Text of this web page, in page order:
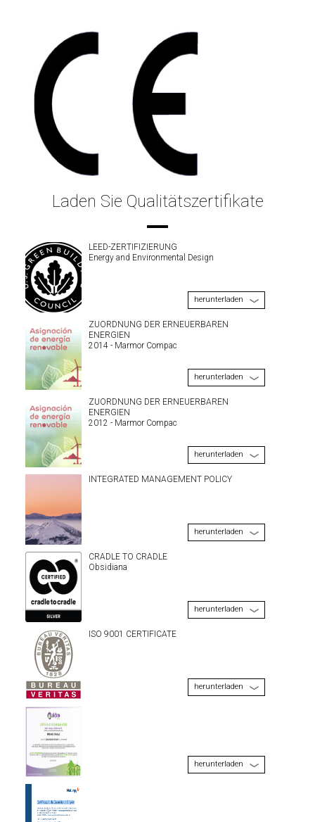
Laden Sie Qualitätszertifikate
LEED-ZERTIFIZIERUNG
Energy and Environmental Design
herunterladen
ZUORDNUNG DER ERNEUERBAREN
ENERGIEN
2014 - Marmor Compac
herunterladen
ZUORDNUNG DER ERNEUERBAREN
ENERGIEN
2012 - Marmor Compac
herunterladen
INTEGRATED MANAGEMENT POLICY
herunterladen
CRADLE TO CRADLE
Obsidiana
herunterladen
ISO 9001 CERTIFICATE
herunterladen
herunterladen